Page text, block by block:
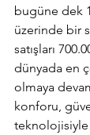
bugüne dek
üzerinde bir
satışları
dünyada en
olmaya
konforu,